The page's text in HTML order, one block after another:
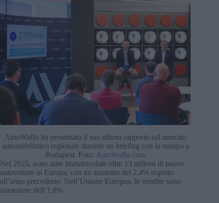
AutoWallis ha presentato il suo ultimo rapporto sul mercato
automobilistico regionale durante un briefing con la stampa a
Budapest. Foto: AutoWallis.com
Nel 2025, sono state immatricolate oltre 13 milioni di nuove
autovetture in Europa, con un aumento del 2,4% rispetto
all’anno precedente. Nell’Unione Europea, le vendite sono
aumentate dell’1,8%.